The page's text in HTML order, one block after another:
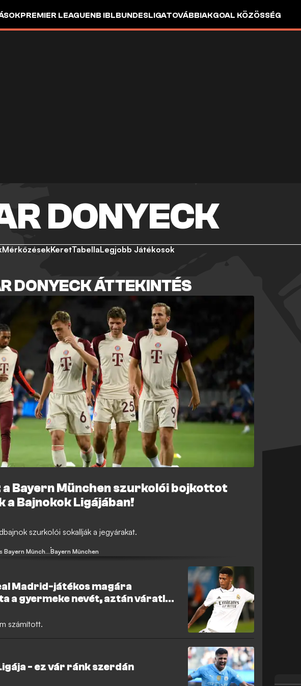
PREMIER LEAGUENB IBLBUNDESLIGATOVÁBBIAKGOAL KÖZÖSSÉG
DONYECK
MérkőzésekKeretTabellaLegjobb Játékosok
DONYECK ÁTTEKINTÉS
Bayern München szurkolói bojkottot
Bajnokok Ligájában!
szurkolói sokallják a jegyárakat.
Sahtar Donyeck vs Bayern MünchenBayern München
Madrid-játékos magára
a gyermeke nevét, aztán váratlan
számított.
- ez vár ránk szerdán